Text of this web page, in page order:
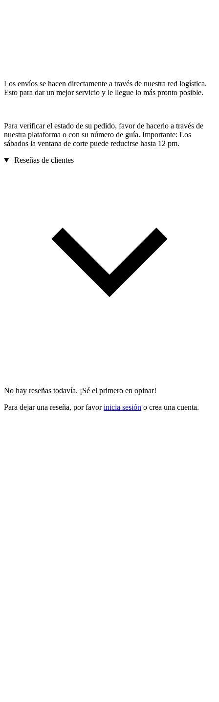
Los envíos se hacen directamente a través de nuestra red logística.
Esto para dar un mejor servicio y le llegue lo más pronto posible.
Para verificar el estado de su pedido, favor de hacerlo a través de
nuestra plataforma o con su número de guía. Importante: Los
sábados la ventana de corte puede reducirse hasta 12 pm.
Reseñas de clientes
No hay reseñas todavía. ¡Sé el primero en opinar!
Para dejar una reseña, por favorinicia sesión o crea una cuenta.